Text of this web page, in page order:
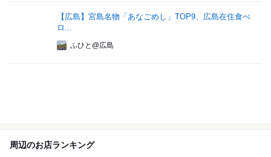
【広島】宮島名物「あなごめし」TOP9、広島在住食べ
ロ...
ふひと@広島
周辺のお店ランキング